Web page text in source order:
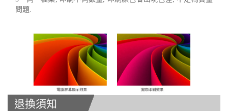
問題.
退換須知